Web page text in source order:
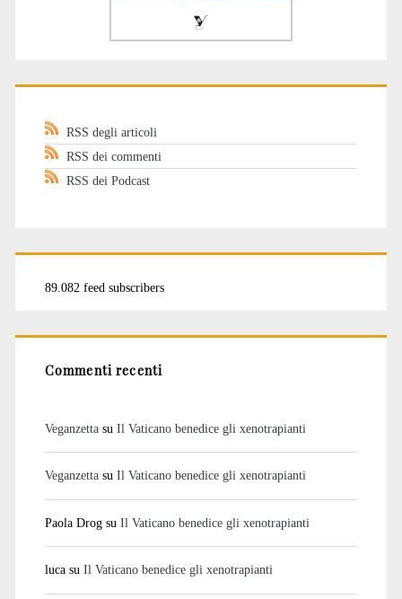
RSS degli articoli
RSS dei commenti
RSS dei Podcast
89.082 feed subscribers
Commenti recenti
Veganzettasu Il Vaticano benedice gli xenotrapianti
Veganzettasu Il Vaticano benedice gli xenotrapianti
Paola Drogsu Il Vaticano benedice gli xenotrapianti
lucasu Il Vaticano benedice gli xenotrapianti